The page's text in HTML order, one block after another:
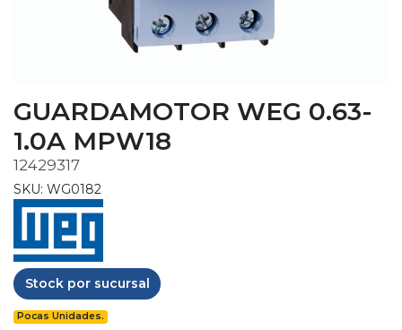
GUARDAMOTOR WEG 0.63-
1.0A MPW18
12429317
SKU: WG0182
Stock por sucursal
Pocas Unidades.